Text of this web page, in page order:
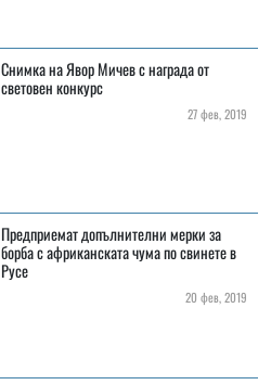
Снимка на Явор Мичев с награда от
световен конкурс
27 фев, 2019
Предприемат допълнителни мерки за
борба с африканската чума по свинете в
Русе
20 фев, 2019